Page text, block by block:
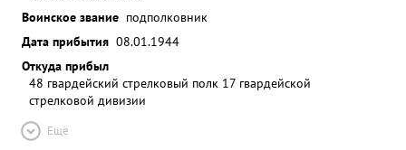
Воинское звание подполковник
Дата прибытия 08.01.1944
Откуда прибыл
48 гвардейский стрелковый полк 17 гвардейской
стрелковой дивизии
Ещё